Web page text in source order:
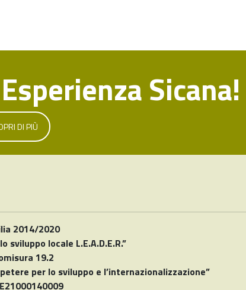
Sicana!
DI PIÙ
2014/2020
sviluppo locale L.E.A.D.E.R.”
19.2
per lo sviluppo e l’internazionalizzazione”